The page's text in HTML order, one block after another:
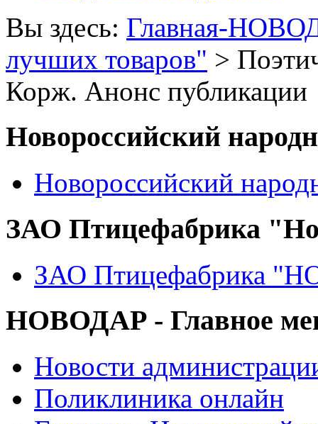
Вы здесь: Главная-
лучших товаров" >
Корж. Анонс публикации
Новороссийский
Новороссийский
ЗАО Птицефабрика
ЗАО Птицефабрика
НОВОДАР - Главное
Новости
Поликлиника онлайн